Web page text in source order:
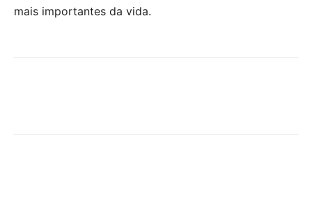
mais importantes da vida.